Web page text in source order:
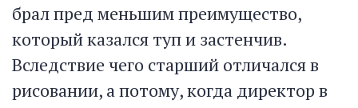
брал пред меньшим преимущество,
который казался туп и застенчив.
Вследствие чего старший отличался в
рисовании, а потому, когда директор в